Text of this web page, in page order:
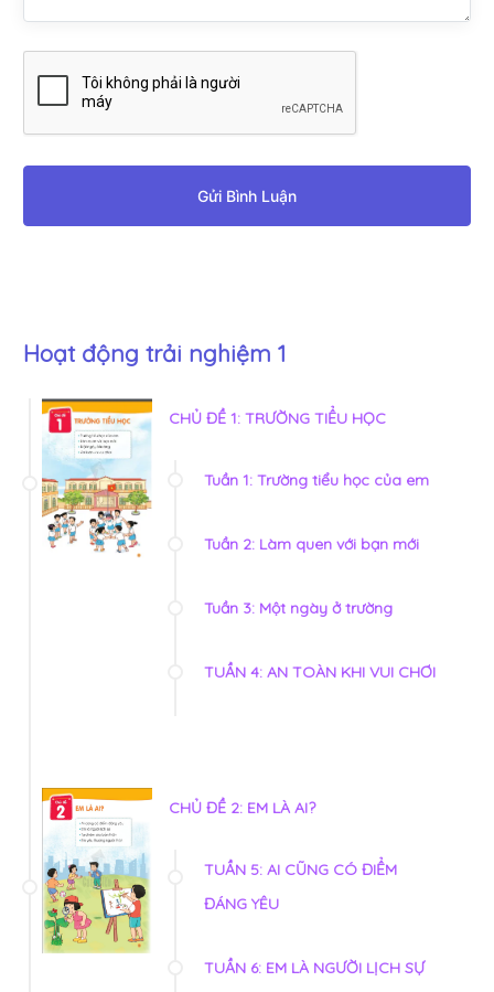
Gửi Bình Luận
Hoạt động trải nghiệm 1
CHỦ ĐỀ 1: TRƯỜNG TIỂU HỌC
Tuần 1: Trường tiểu học của em
Tuần 2: Làm quen với bạn mới
Tuần 3: Một ngày ở trường
TUẦN 4: AN TOÀN KHI VUI CHƠI
CHỦ ĐỀ 2: EM LÀ AI?
TUẦN 5: AI CŨNG CÓ ĐIỂM
ĐÁNG YÊU
TUẦN 6: EM LÀ NGƯỜI LỊCH SỰ